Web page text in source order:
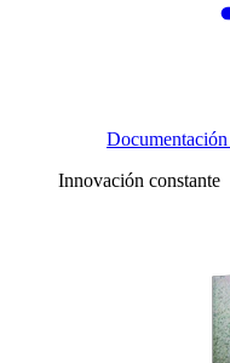
Innovación constante